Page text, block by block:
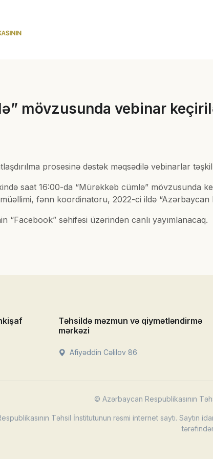
mövzusunda vebinar
prosesinə dəstək məqsədilə vebinarlar
saat 16:00-da “Mürəkkəb cümlə” mövzusunda
fənn koordinatoru, 2022-ci ildə “Azərbaycan
“Facebook” səhifəsi üzərindən canlı yayımlanacaq.
Təhsildə məzmun və qiymətləndirmə
mərkəzi
Afiyəddin Cəlilov 86
© Azərbaycan Respublikasının
Təhsil İnstitutunun rəsmi internet saytı. Saytın